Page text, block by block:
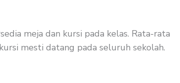
meja dan kursi pada kelas. Rata-rata
mesti datang pada seluruh sekolah.